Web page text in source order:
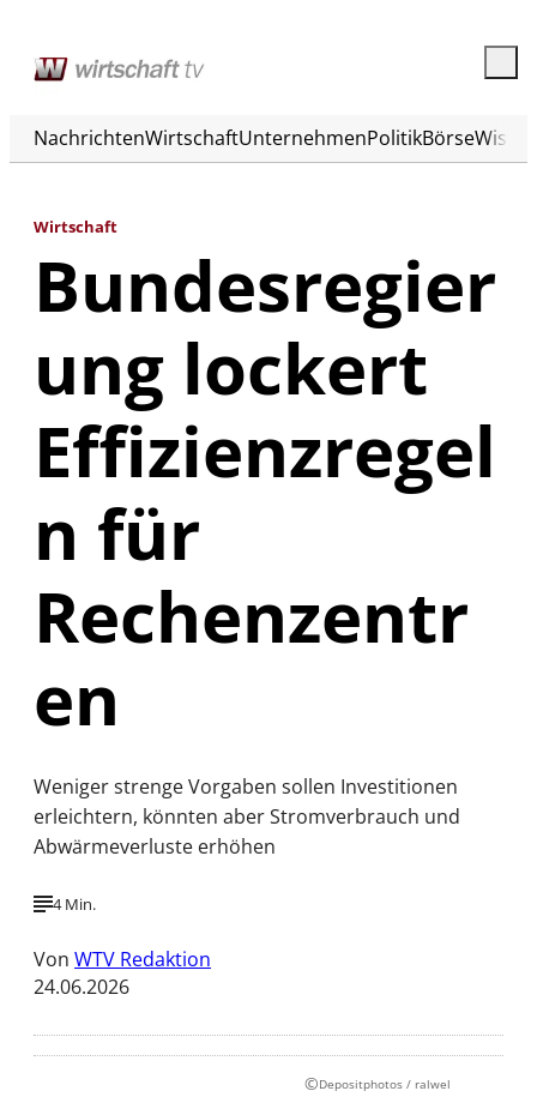
NachrichtenWirtschaftUnternehmenPolitikBörse
Wirtschaft
Bundesregier
ung lockert
Effizienzregel
n für
Rechenzentr
en
Weniger strenge Vorgaben sollen Investitionen
erleichtern, könnten aber Stromverbrauch und
Abwärmeverluste erhöhen
4 Min.
Von WTV Redaktion
24.06.2026
©Depositphotos / ralwel